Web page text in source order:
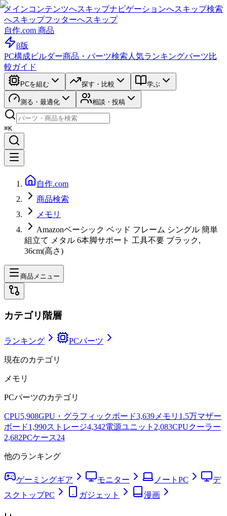
メインコンテンツへスキップナビゲーションへスキップ検索
へスキップフッターへスキップ
自作.com 商品
β版
PC構成ビルダー商品・パーツ検索 人気ランキングパーツ比
較ガイド
PCを組む 探す・比較 学ぶ
測る・最適化 相談・投稿
⌘K
自作.com
商品検索
メモリ
Amazonベーシック ベッド フレーム シングル 簡単
組立て メタル 6本脚サポート 工具不要 ブラック,
36cm(高さ)
商品メニュー
カテゴリ階層
ランキング PCパーツ
現在のカテゴリ
メモリ
PCパーツのカテゴリ
CPU5,908GPU・グラフィックボード3,639メモリ 1.5万マザー
ボード1,990ストレージ4,342電源ユニット 2,083CPUクーラー
2,682PCケース24
他のランキング
ゲーミングギア モニター ノートPC
デ
スクトップPC
ガジェット 漫画